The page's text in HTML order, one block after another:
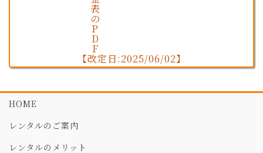
【改定日:2025/06/02】
HOME
レンタルのご案内
レンタルのメリット